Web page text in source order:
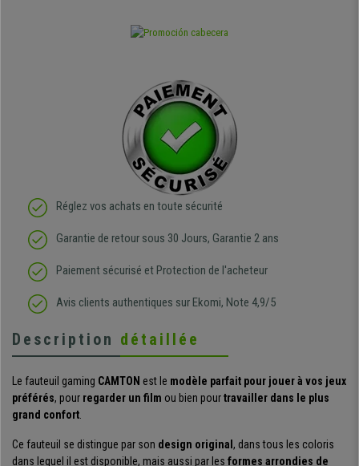
Réglez vos achats en toute sécurité
Garantie de retour sous 30 Jours, Garantie 2 ans
Paiement sécurisé et Protection de l'acheteur
Avis clients authentiques sur Ekomi, Note 4,9/5
Description détaillée
Le fauteuil gaming CAMTON est le modèle parfait pour jouer à vos jeux
préférés, pour regarder un film ou bien pourtravailler dans le plus
grand confort.
Ce fauteuil se distingue par son design original , dans tous les coloris
dans lequel il est disponible, mais aussi par les formes arrondies de